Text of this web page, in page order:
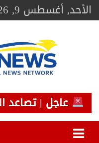
Skip
toالأحد, أغسطس 9, 2026
BAZNEWS
شبكة باز الإخبارية
عاجل | تصاعد